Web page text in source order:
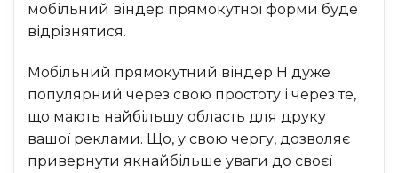
мобільний віндер прямокутної форми буде
відрізнятися.
Мобільний прямокутний віндер H дуже
популярний через свою простоту і через те,
що мають найбільшу область для друку
вашої реклами. Що, у свою чергу, дозволяє
привернути якнайбільше уваги до своєї